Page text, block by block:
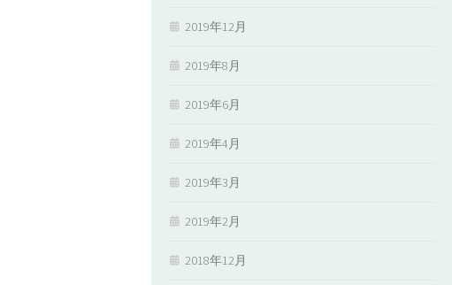
2019年12月
2019年8月
2019年6月
2019年4月
2019年3月
2019年2月
2018年12月